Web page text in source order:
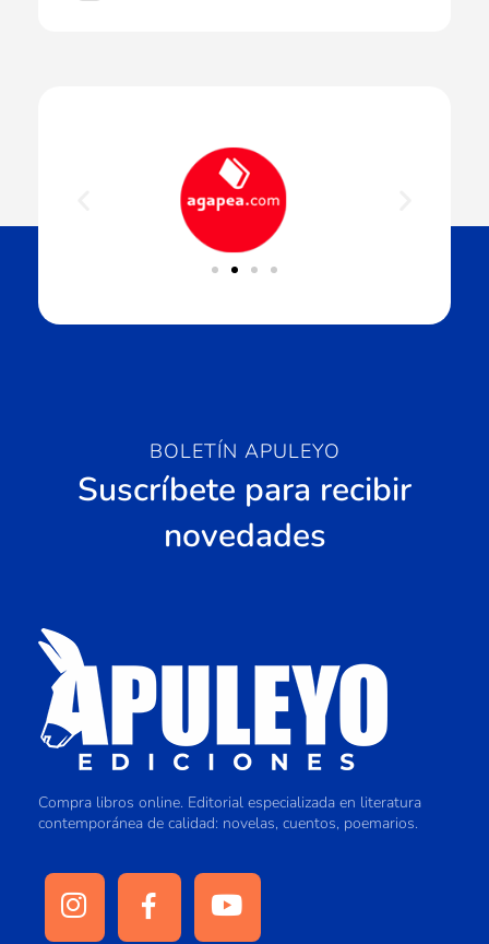
BOLETÍN APULEYO
Suscríbete para recibir
novedades
Compra libros online. Editorial especializada en literatura
contemporánea de calidad: novelas, cuentos, poemarios.